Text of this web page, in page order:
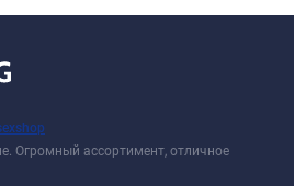
Огромный ассортимент, отличное